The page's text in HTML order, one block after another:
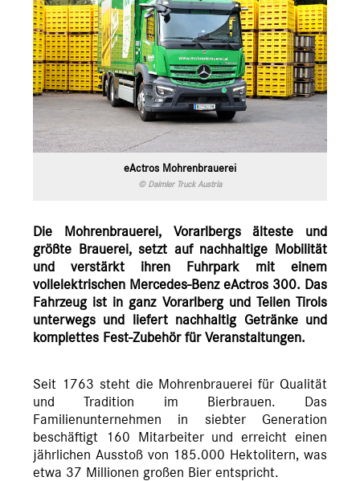
eActros Mohrenbrauerei
© Daimler Truck Austria
Die Mohrenbrauerei, Vorarlbergs älteste und
größte Brauerei, setzt auf nachhaltige Mobilität
und verstärkt ihren Fuhrpark mit einem
vollelektrischen Mercedes-Benz eActros 300. Das
Fahrzeug ist in ganz Vorarlberg und Teilen Tirols
unterwegs und liefert nachhaltig Getränke und
komplettes Fest-Zubehör für Veranstaltungen.
Seit 1763 steht die Mohrenbrauerei für Qualität
und Tradition im Bierbrauen. Das
Familienunternehmen in siebter Generation
beschäftigt 160 Mitarbeiter und erreicht einen
jährlichen Ausstoß von 185.000 Hektolitern, was
etwa 37 Millionen großen Bier entspricht.